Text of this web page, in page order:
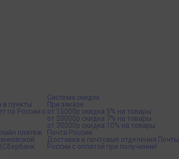
в пункты
по России с
Система скидок
При заказе
от 15000р скидка 5% на товары
от 20000р скидка 7% на товары
от 30000р скидка 10% на товары
платеж
Почта России
Доставка в почтовые отделения Почты
России с оплатой при получении!